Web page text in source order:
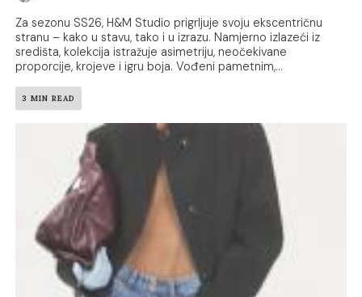
Za sezonu SS26, H&M Studio prigrljuje svoju ekscentričnu
stranu – kako u stavu, tako i u izrazu. Namjerno izlazeći iz
središta, kolekcija istražuje asimetriju, neočekivane
proporcije, krojeve i igru boja. Vođeni pametnim,...
3 MIN READ